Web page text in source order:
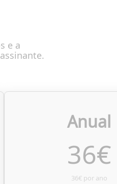
e a
Anual
36€
36€ por ano